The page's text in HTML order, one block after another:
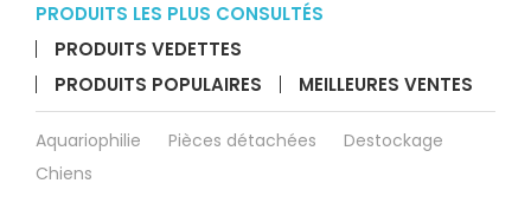
PRODUITS LES PLUS CONSULTÉS
PRODUITS VEDETTES
PRODUITS POPULAIRES
MEILLEURES VENTES
Aquariophilie Pièces détachées
Destockage
Chiens